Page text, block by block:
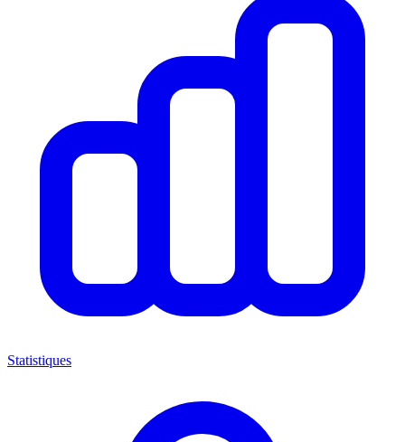
Statistiques